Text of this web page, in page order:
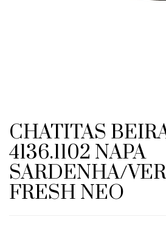
CHATITAS
4136.1102 NAPA
SARDENHA/
FRESH NEO